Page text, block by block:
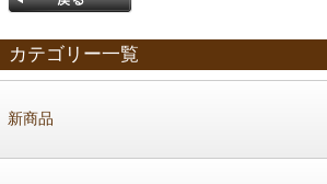
カテゴリー一覧
新商品